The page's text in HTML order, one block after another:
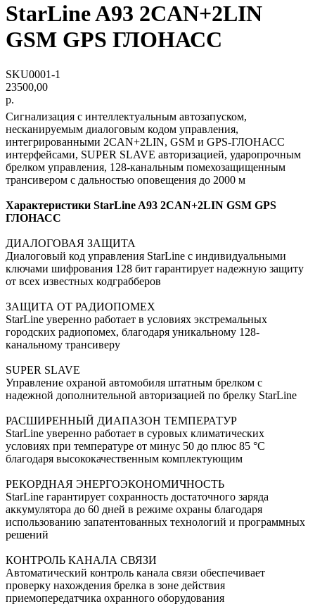
StarLine A93 2CAN+2LIN
GSM GPS ГЛОНАСС
SKU0001-1
23500,00
р.
Сигнализация с интеллектуальным автозапуском,
несканируемым диалоговым кодом управления,
интегрированными 2CAN+2LIN, GSM и GPS-ГЛОНАСС
интерфейсами, SUPER SLAVE авторизацией, ударопрочным
брелком управления, 128-канальным помехозащищенным
трансивером с дальностью оповещения до 2000 м
Характеристики StarLine A93 2CAN+2LIN GSM GPS
ГЛОНАСС
ДИАЛОГОВАЯ ЗАЩИТА
Диалоговый код управления StarLine c индивидуальными
ключами шифрования 128 бит гарантирует надежную защиту
от всех известных кодграбберов
ЗАЩИТА ОТ РАДИОПОМЕХ
StarLine уверенно работает в условиях экстремальных
городских радиопомех, благодаря уникальному 128-
канальному трансиверу
SUPER SLAVE
Управление охраной автомобиля штатным брелком с
надежной дополнительной авторизацией по брелку StarLine
РАСШИРЕННЫЙ ДИАПАЗОН ТЕМПЕРАТУР
StarLine уверенно работает в суровых климатических
условиях при температуре от минус 50 до плюс 85 °С
благодаря высококачественным комплектующим
РЕКОРДНАЯ ЭНЕРГОЭКОНОМИЧНОСТЬ
StarLine гарантирует сохранность достаточного заряда
аккумулятора до 60 дней в режиме охраны благодаря
использованию запатентованных технологий и программных
решений
КОНТРОЛЬ КАНАЛА СВЯЗИ
Автоматический контроль канала связи обеспечивает
проверку нахождения брелка в зоне действия
приемопередатчика охранного оборудования